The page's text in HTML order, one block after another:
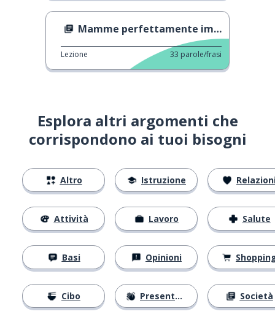
Mamme perfettamente imperfette
Lezione 33 parole/frasi
Esplora altri argomenti che
corrispondono ai tuoi bisogni
Altro
Attività
Basi
Cibo
Istruzione
Lavoro
Opinioni
Presentarsi
Salute
Società